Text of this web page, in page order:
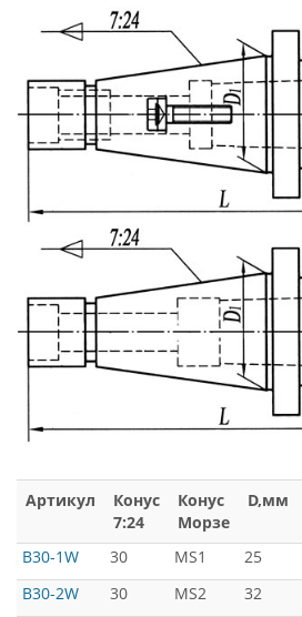
Артикул
Конус
7:24
Конус
Морзе
D,мм
B30-1W 30 MS1 25
B30-2W
30 MS2 32